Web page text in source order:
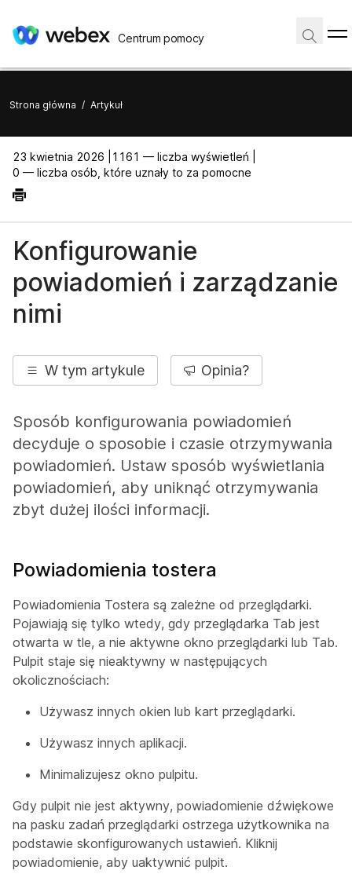
Centrum pomocy
Strona główna / Artykuł
23 kwietnia 2026 |
1161 — liczba wyświetleń |
0 — liczba osób, które uznały to za pomocne
Konfigurowanie
powiadomień i zarządzanie
nimi
W tym artykule Opinia?
Sposób konfigurowania powiadomień
decyduje o sposobie i czasie otrzymywania
powiadomień. Ustaw sposób wyświetlania
powiadomień, aby uniknąć otrzymywania
zbyt dużej ilości informacji.
Powiadomienia tostera
Powiadomienia Tostera są zależne od przeglądarki.
Pojawiają się tylko wtedy, gdy przeglądarka Tab jest
otwarta w tle, a nie aktywne okno przeglądarki lub Tab.
Pulpit staje się nieaktywny w następujących
okolicznościach:
Używasz innych okien lub kart przeglądarki.
Używasz innych aplikacji.
Minimalizujesz okno pulpitu.
Gdy pulpit nie jest aktywny, powiadomienie dźwiękowe
na pasku zadań przeglądarki ostrzega użytkownika na
podstawie skonfigurowanych ustawień. Kliknij
powiadomienie, aby uaktywnić pulpit.